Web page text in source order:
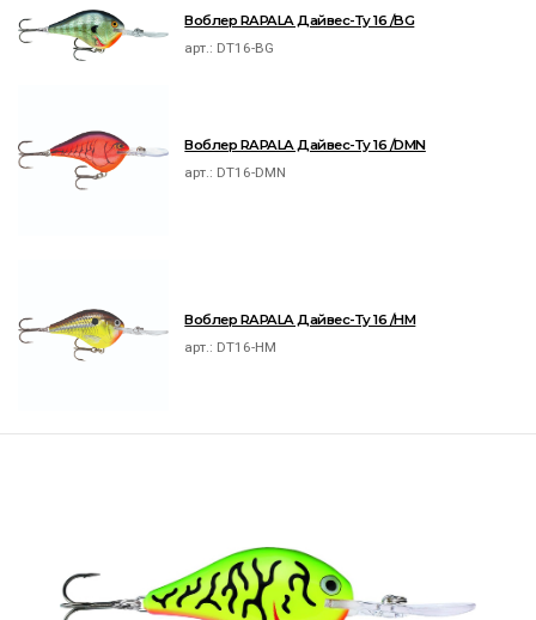
Воблер RAPALA Дайвес-Ту 16 /BG
арт.: DT16-BG
Воблер RAPALA Дайвес-Ту 16 /DMN
арт.: DT16-DMN
Воблер RAPALA Дайвес-Ту 16 /HM
арт.: DT16-HM